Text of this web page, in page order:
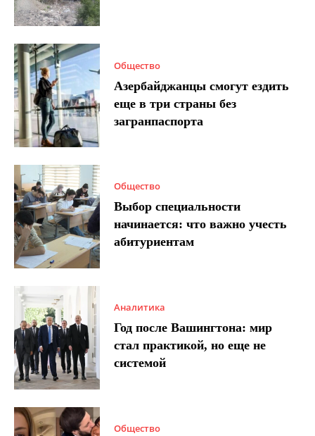
Общество
Азербайджанцы смогут ездить
еще в три страны без
загранпаспорта
Общество
Выбор специальности
начинается: что важно учесть
абитуриентам
Аналитика
Год после Вашингтона: мир
стал практикой, но еще не
системой
Общество